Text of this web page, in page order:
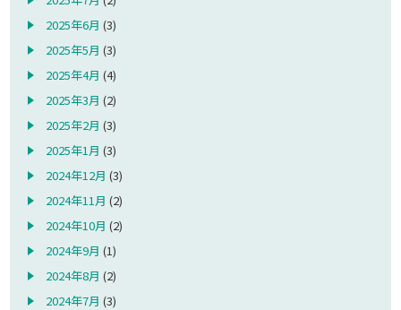
2025年6月 (3)
2025年5月 (3)
2025年4月 (4)
2025年3月 (2)
2025年2月 (3)
2025年1月 (3)
2024年12月 (3)
2024年11月 (2)
2024年10月 (2)
2024年9月 (1)
2024年8月 (2)
2024年7月 (3)